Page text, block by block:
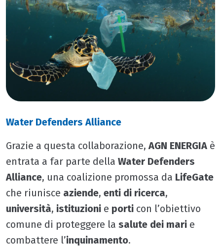
Water Defenders Alliance
Grazie a questa collaborazione, AGN ENERGIA è
entrata a far parte della Water Defenders
Alliance, una coalizione promossa da LifeGate
che riunisce aziende, enti di ricerca,
università, istituzioni e porti con l’obiettivo
comune di proteggere la salute dei mari e
combattere l’inquinamento.